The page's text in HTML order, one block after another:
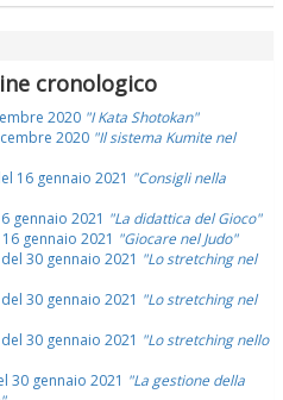
cronologico
2020 "I Kata Shotokan"
2020 "Il sistema Kumite nel
16 gennaio 2021 "Consigli nella
gennaio 2021 "La didattica del Gioco"
gennaio 2021 "Giocare nel Judo"
30 gennaio 2021 "Lo stretching nel
30 gennaio 2021 "Lo stretching nel
30 gennaio 2021 "Lo stretching nello
30 gennaio 2021 "La gestione della